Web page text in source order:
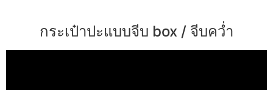
กระเป๋าปะแบบจีบ box / จีบคว่ำ